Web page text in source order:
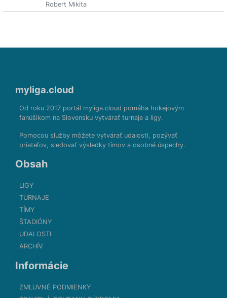
Robert Mikita
myliga.cloud
Od roku 2017 portál myliga.cloud pomáha hokejovým
fanúšikom na Slovensku vytvárať turnaje a ligy.
Pomocou služby môžete vytvárať udalosti, pozývať
priateľov, sledovať výsledky tímov a osobné úspechy.
Obsah
LIGY
TURNAJE
TÍMY
ŠTADIÓNY
UDALOSTI
ARCHÍV
Informácie
ZMLUVNÉ PODMIENKY